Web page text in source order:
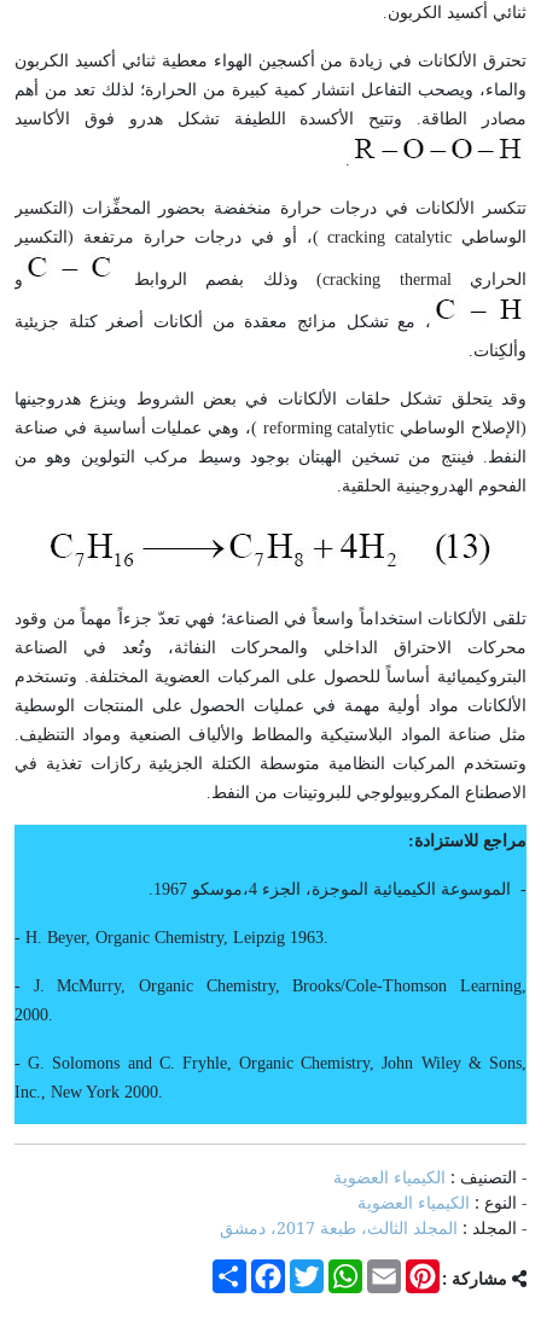
ثنائي أكسيد الكربون.
تحترق الألكانات في زيادة من أكسجين الهواء معطية ثنائي أكسيد الكربون
والماء، ويصحب التفاعل انتشار كمية كبيرة من الحرارة؛ لذلك تعد من أهم
مصادر الطاقة. وتتيح الأكسدة اللطيفة تشكل هدرو فوق الأكاسيد
.
تتكسر الألكانات في درجات حرارة منخفضة بحضور المحفِّزات (التكسير
الوساطي catalytic
cracking)، أو في درجات حرارة مرتفعة (التكسير
الحراريthermal
cracking) وذلك بفصم الروابط و
، مع تشكل مزائج معقدة من ألكانات أصغر كتلة جزيئية
وألكِنات.
وقد يتحلق تشكل حلقات الألكانات في بعض الشروط وينزع هدروجينها
(الإصلاح الوساطي catalytic
reforming )، وهي عمليات أساسية في صناعة
النفط. فينتج من تسخين الهبتان بوجود وسيط مركب التولوين وهو من
الفحوم الهدروجينية الحلقية.
تلقى الألكانات استخداماً واسعاً في الصناعة؛ فهي تعدّ جزءاً مهماً من وقود
محركات الاحتراق الداخلي والمحركات النفاثة، وتُعد في الصناعة
البتروكيميائية أساساً للحصول على المركبات العضوية المختلفة. وتستخدم
الألكانات مواد أولية مهمة في عمليات الحصول على المنتجات الوسطية
مثل صناعة المواد البلاستيكية والمطاط والألياف الصنعية ومواد التنظيف.
وتستخدم المركبات النظامية متوسطة الكتلة الجزيئية ركازات تغذية في
الاصطناع المكروبيولوجي للبروتينات من النفط.
مراجع للاستزادة:
- الموسوعة الكيميائية الموجزة، الجزء 4،موسكو 1967.
- H. Beyer, Organic Chemistry, Leipzig 1963.
- J. McMurry, Organic Chemistry, Brooks/Cole-Thomson Learning,
2000.
- G. Solomons and C. Fryhle, Organic Chemistry, John Wiley & Sons,
Inc., New York 2000.
- التصنيف : الكيمياء العضوية
- النوع : الكيمياء العضوية
- المجلد : المجلد الثالث، طبعة 2017، دمشق
مشاركة : Share
FacebookTwitter
WhatsAppEmail
Pinterest